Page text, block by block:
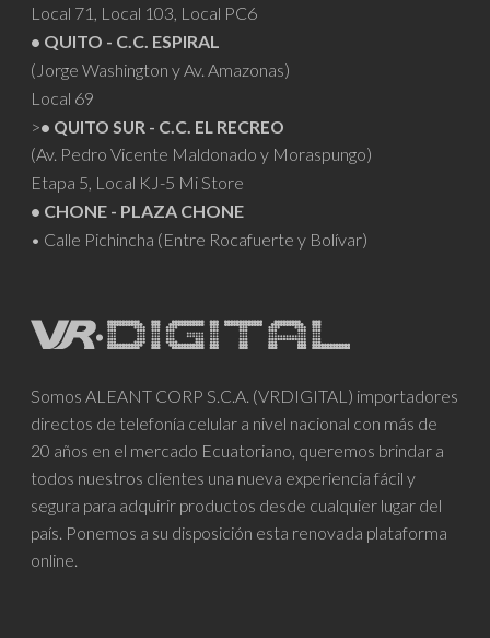
Local 71, Local 103, Local PC6
• QUITO - C.C. ESPIRAL
(Jorge Washington y Av. Amazonas)
Local 69
>• QUITO SUR - C.C. EL RECREO
(Av. Pedro Vicente Maldonado y Moraspungo)
Etapa 5, Local KJ-5 Mi Store
• CHONE - PLAZA CHONE
• Calle Pichincha (Entre Rocafuerte y Bolívar)
Somos ALEANT CORP S.C.A. (VRDIGITAL) importadores
directos de telefonía celular a nivel nacional con más de
20 años en el mercado Ecuatoriano, queremos brindar a
todos nuestros clientes una nueva experiencia fácil y
segura para adquirir productos desde cualquier lugar del
país. Ponemos a su disposición esta renovada plataforma
online.